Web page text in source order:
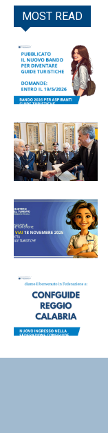
MOST READ